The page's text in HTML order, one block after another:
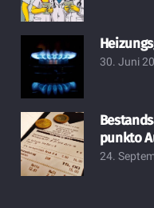
30. Juni
punkto
24.